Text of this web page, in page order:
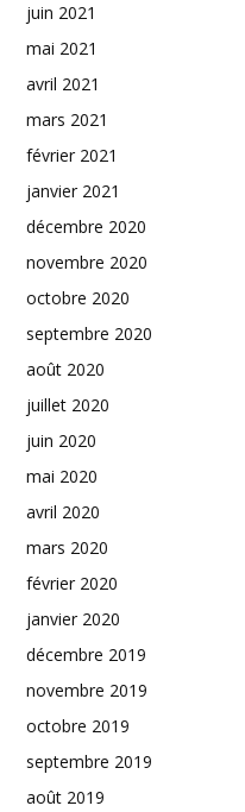
juin 2021
mai 2021
avril 2021
mars 2021
février 2021
janvier 2021
décembre 2020
novembre 2020
octobre 2020
septembre 2020
août 2020
juillet 2020
juin 2020
mai 2020
avril 2020
mars 2020
février 2020
janvier 2020
décembre 2019
novembre 2019
octobre 2019
septembre 2019
août 2019